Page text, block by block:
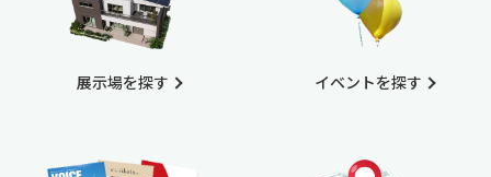
展示場を探す イベントを探す